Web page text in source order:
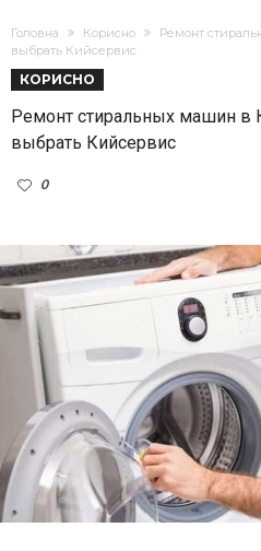
Головна Корисно
Ремонт
выбрать Кийсервис
КОРИСНО
Ремонт стиральных машин в
выбрать Кийсервис
0